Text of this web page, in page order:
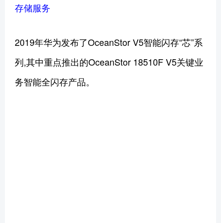
存储服务
2019年华为发布了OceanStor V5智能闪存“芯”系
列,其中重点推出的OceanStor 18510F V5关键业
务智能全闪存产品。